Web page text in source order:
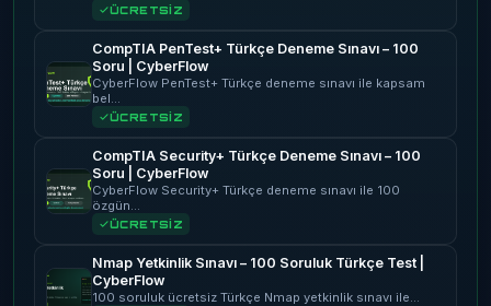
ÜCRETSİZ
CompTIA PenTest+ Türkçe Deneme Sınavı – 100
Soru | CyberFlow
CyberFlow PenTest+ Türkçe deneme sınavı ile kapsam
bel…
ÜCRETSİZ
CompTIA Security+ Türkçe Deneme Sınavı – 100
Soru | CyberFlow
CyberFlow Security+ Türkçe deneme sınavı ile 100
özgün…
ÜCRETSİZ
Nmap Yetkinlik Sınavı – 100 Soruluk Türkçe Test |
CyberFlow
100 soruluk ücretsiz Türkçe Nmap yetkinlik sınavı ile…